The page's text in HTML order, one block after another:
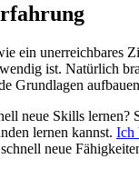
ein unerreichbares
ist. Natürlich
Grundlagen
neue Skills
lernen kannst. Ich
neue